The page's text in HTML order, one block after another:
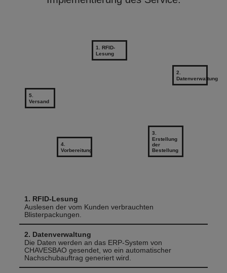
1.RFID-
Lesung
2.
Datenverwaltung
3.
Erstellung
der
Bestellung
4.
Vorbereitung
5.
Versand
1. RFID-Lesung
Auslesen der vom Kunden verbrauchten
Blisterpackungen.
2. Datenverwaltung
Die Daten werden an das ERP-System von
CHAVESBAO gesendet, wo ein automatischer
Nachschubauftrag generiert wird.